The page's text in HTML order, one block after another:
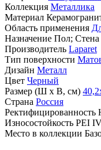
Коллекция Металлика
Материал
Область применения
Назначение Пол; Стена
Производитель Laparet
Тип поверхности
Дизайн Металл
Цвет Черный
Размер (Ш х В, см)
Страна Россия
Ректифицированность
Износостойкость PEI
Место в коллекции